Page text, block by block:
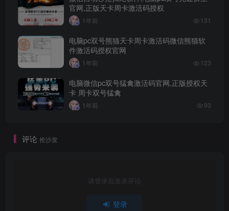
官网,正版天卡周卡激活码授权
1年前 131
电脑pc双号熊猫天卡周卡激活码微信熊猫软
件激活码授权官网
1年前 123
电脑微信pc双号猛禽激活码官网,正版授权天
卡 周卡双号猛禽
1年前 93
评论 抢沙发
请登录后发表评论
登录